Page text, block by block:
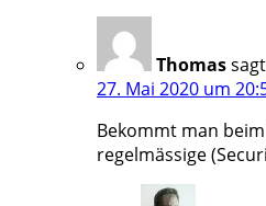
Thomas
27. Mai 2020 um
Bekommt man
regelmässige